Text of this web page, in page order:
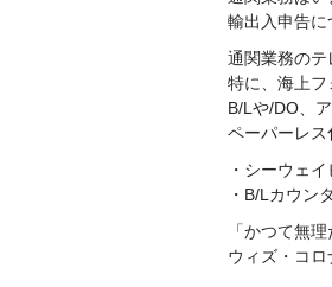
輸出入申告に
通関業務のテ
特に、海上フ
B/Lや/DO、
ペーパーレス
・シーウェ
・B/Lカウン
「かつて無
ウィズ・コ